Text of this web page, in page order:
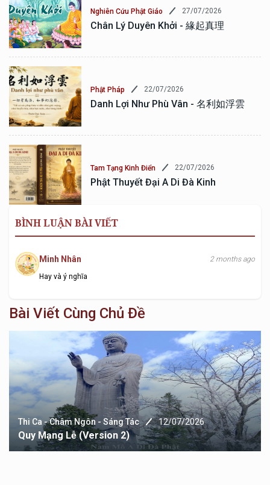
Nghiên Cứu Phật Giáo 27/07/2026
Chân Lý Duyên Khởi - 緣起真理
Phật Pháp 22/07/2026
Danh Lợi Như Phù Vân - 名利如浮雲
Tam Tạng Kinh Điển 22/07/2026
Phật Thuyết Đại A Di Đà Kinh
BÌNH LUẬN BÀI VIẾT
Minh Nhân 2 months ago
Hay và ý nghĩa
Bài Viết Cùng Chủ Đề
12/07/2026 Thi Ca - Châm Ngôn - Sáng
Quy Mạng Lễ (version 1)